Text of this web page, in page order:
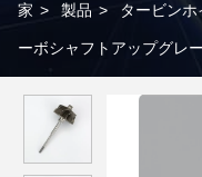
家 > 製品 > タービンホ
ーボシャフトアップグレ